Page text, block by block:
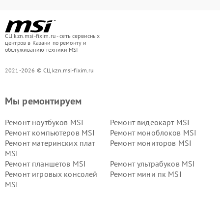
СЦ kzn.msi-fixim.ru - сеть сервисных
центров в Казани по ремонту и
обслуживанию техники MSI
2021-2026 © СЦ kzn.msi-fixim.ru
Мы ремонтируем
Ремонт ноутбуков MSI
Ремонт видеокарт MSI
Ремонт компьютеров MSI
Ремонт моноблоков MSI
Ремонт материнских плат
MSI
Ремонт мониторов MSI
Ремонт планшетов MSI
Ремонт ультрабуков MSI
Ремонт игровых консолей
MSI
Ремонт мини пк MSI